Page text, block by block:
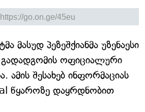
მასუდ პეზეშქიანმა უზენაესი
ოფიციალური
ამის შესახებ ინფორმაციას
წყაროზე დაყრდნობით